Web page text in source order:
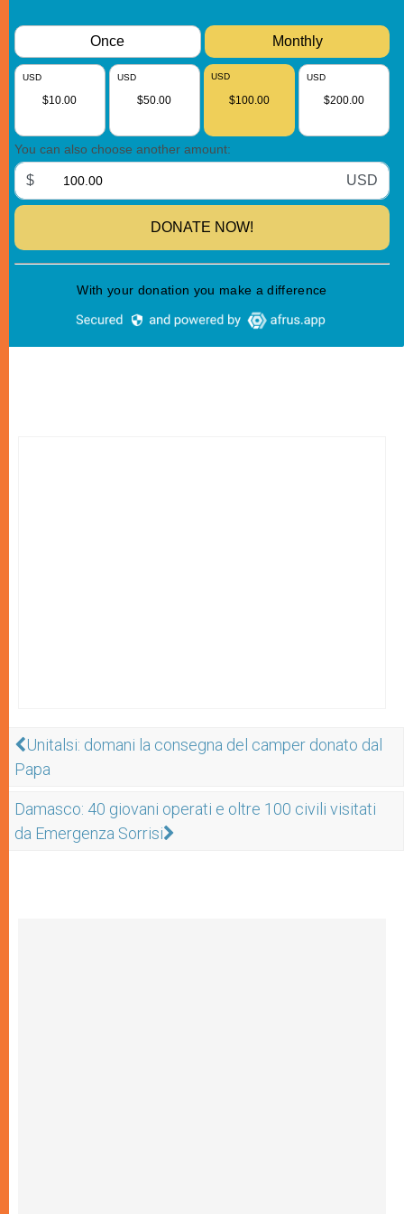
Unitalsi: domani la consegna del camper donato dal
Papa
Damasco: 40 giovani operati e oltre 100 civili visitati
da Emergenza Sorrisi